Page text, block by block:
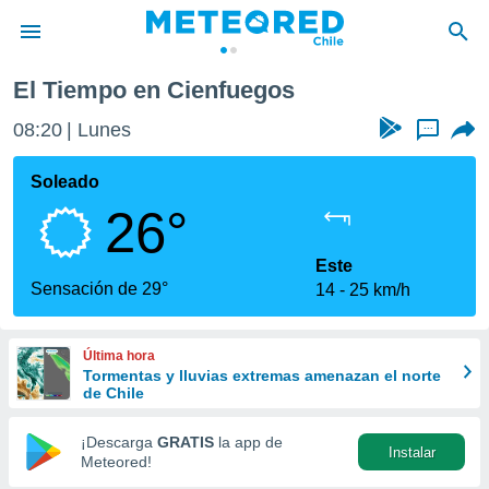
de
por
que se
calidad.
a este
las
y
forma
digital
basada
El Tiempo en Cienfuegos
08:20 Lunes ...
Soleado
26°
Sensación de 29°
Este
14
25 km/h
Última hora
Tormentas y lluvias extremas amenazan el norte
de Chile
¡Descarga GRATIS la app de
Meteored!
Instalar